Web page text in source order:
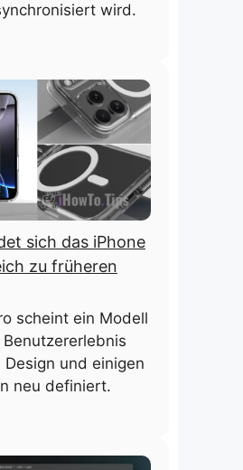
wird.
sich das iPhone
zu früheren
scheint ein Modell
und einigen
neu definiert.